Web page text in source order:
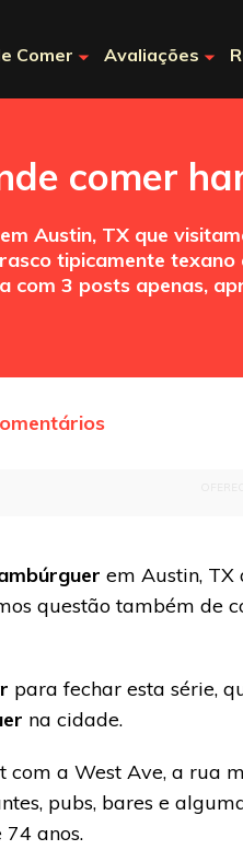
Comer Avaliações
comer
Austin, TX que
tipicamente
com 3 posts apenas,
em Austin, TX
questão também de
para fechar esta série,
na cidade.
com a West Ave, a
pubs, bares e
anos.